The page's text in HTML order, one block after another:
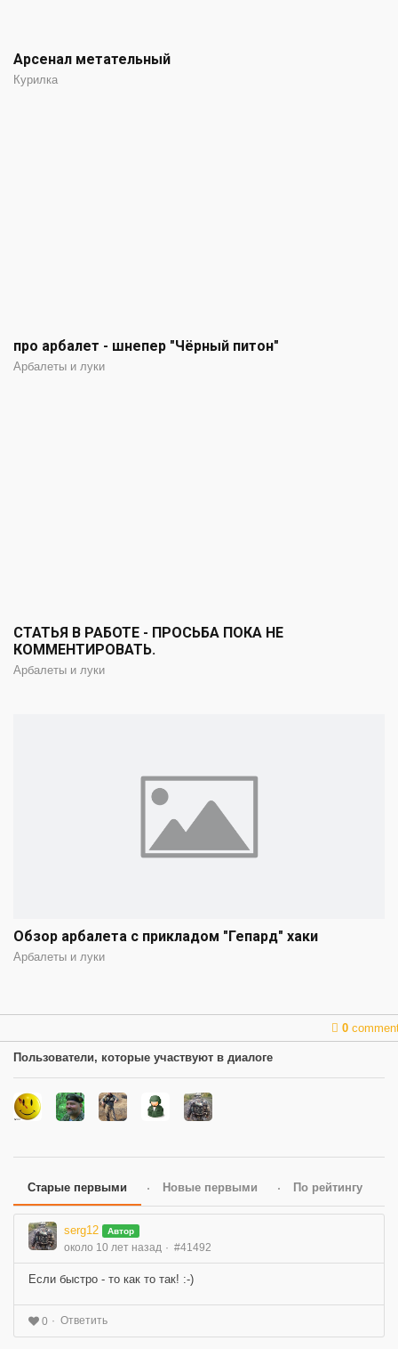
Арсенал метательный
Курилка
про арбалет - шнепер "Чёрный питон"
Арбалеты и луки
СТАТЬЯ В РАБОТЕ - ПРОСЬБА ПОКА НЕ
КОММЕНТИРОВАТЬ.
Арбалеты и луки
Обзор арбалета с прикладом "Гепард" хаки
Арбалеты и луки
0
Пользователи, которые участвуют в диалоге
Старые первыми Новые первыми По рейтингу
serg12 Автор
около 10 лет назад #41492
Если быстро - то как то так! :-)
0 Ответить